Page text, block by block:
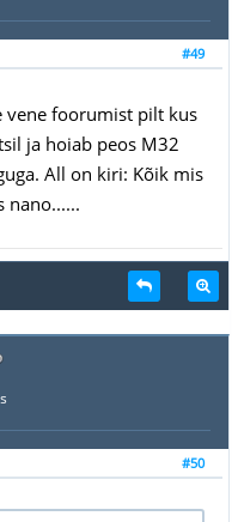
#49
vene foorumist pilt kus
ja hoiab peos M32
All on kiri: Kõik mis
nano......
#50